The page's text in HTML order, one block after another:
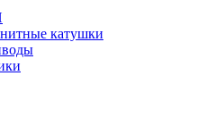
катушки